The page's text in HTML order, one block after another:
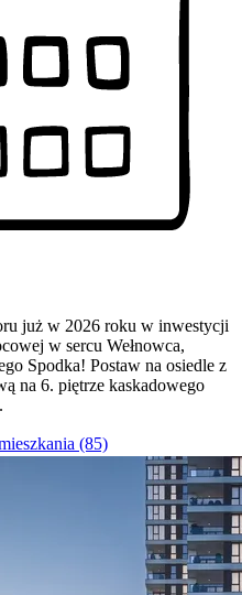
już w 2026 roku w inwestycji
w sercu Wełnowca,
Spodka! Postaw na osiedle z
na 6. piętrze kaskadowego
(85)